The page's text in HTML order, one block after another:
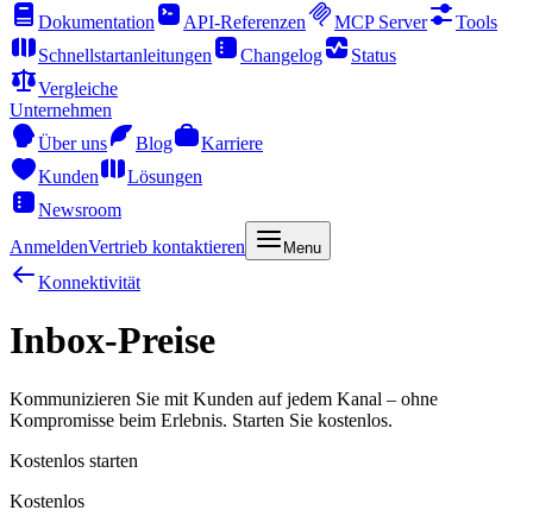
Dokumentation
API-Referenzen MCP Server
Tools
Schnellstartanleitungen
Changelog
Status
Vergleiche
Unternehmen
Über uns
Blog
Karriere
Kunden
Lösungen
Newsroom
AnmeldenVertrieb kontaktieren Menu
Konnektivität
Inbox-Preise
Kommunizieren Sie mit Kunden auf jedem Kanal – ohne
Kompromisse beim Erlebnis. Starten Sie kostenlos.
Kostenlos starten
Kostenlos